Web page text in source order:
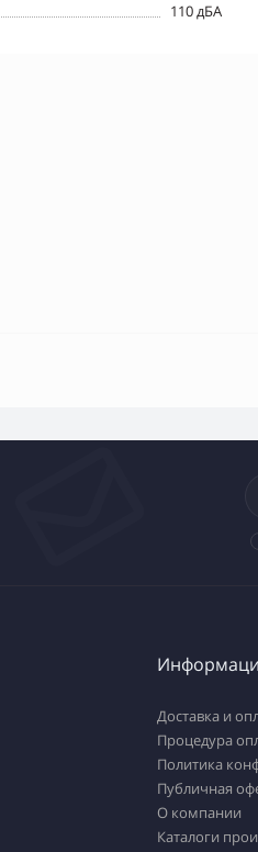
110 дБА
Доставка и
Процедура
Политика
Публичная
О компании
Каталоги